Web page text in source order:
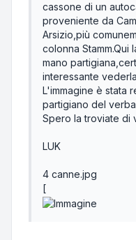
cassone di un
proveniente da
Arsizio,più
colonna Stamm.Qui
mano
interessante
L'immagine è stata
partigiano del
Spero la troviate di
LUK
4 canne.jpg
[